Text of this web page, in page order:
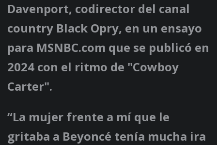
Davenport, codirector del canal
country Black Opry, en un ensayo
para MSNBC.com que se publicó en
2024 con el ritmo de "Cowboy
Carter".
“La mujer frente a mí que le
gritaba a Beyoncé tenía mucha ira